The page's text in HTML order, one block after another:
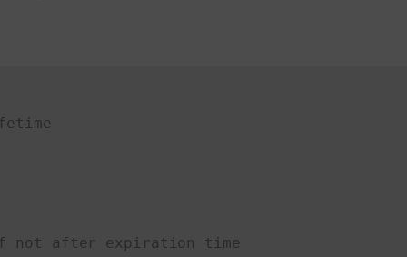
after expiration time